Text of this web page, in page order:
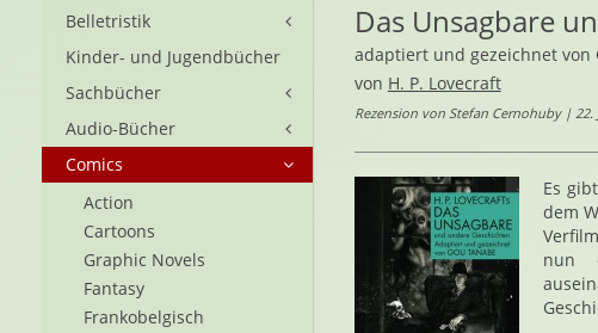
Das Unsagbare
adaptiert und gezeichnet von
von H. P. Lovecraft
Rezension von Stefan Cernohuby | 22.
Es
dem
nun
Belletristik
Kinder- und Jugendbücher
Sachbücher
Audio-Bücher
Comics
Action
Cartoons
Graphic Novels
Fantasy
Frankobelgisch